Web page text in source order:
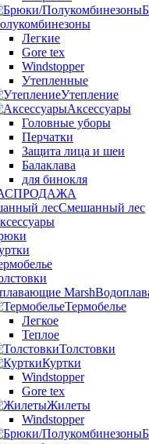
Легкие
Gore tex
Windstopper
Утепленные
Утепление
Аксессуары
Головные уборы
Перчатки
Защита лица и шеи
Балаклава
для бинокля
Смешанный лес
Термобелье
Легкое
Теплое
Толстовки
Куртки
Windstopper
Gore tex
Жилеты
Windstopper